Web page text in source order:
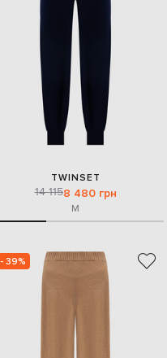
TWINSET
14 1158 480 грн
M
- 39%